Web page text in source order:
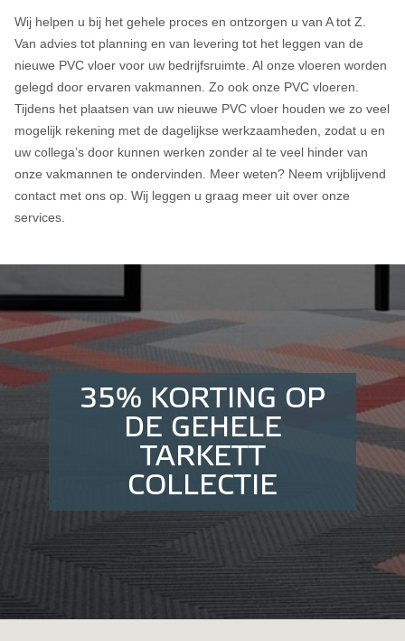
Wij helpen u bij het gehele proces en ontzorgen u van A tot Z.
Van advies tot planning en van levering tot het leggen van de
nieuwe PVC vloer voor uw bedrijfsruimte. Al onze vloeren worden
gelegd door ervaren vakmannen. Zo ook onze PVC vloeren.
Tijdens het plaatsen van uw nieuwe PVC vloer houden we zo veel
mogelijk rekening met de dagelijkse werkzaamheden, zodat u en
uw collega’s door kunnen werken zonder al te veel hinder van
onze vakmannen te ondervinden. Meer weten? Neem vrijblijvend
contact met ons op. Wij leggen u graag meer uit over onze
services.
35% KORTING OP
DE GEHELE
TARKETT
COLLECTIE